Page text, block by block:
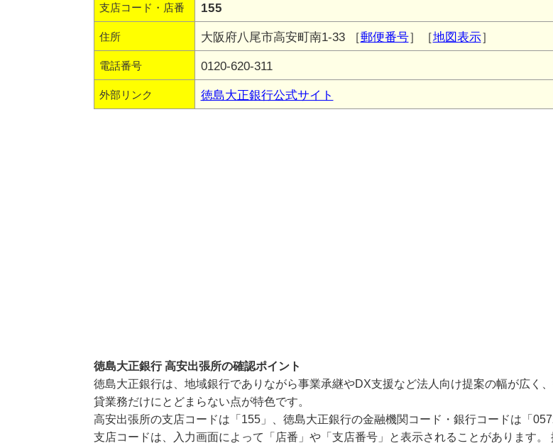
支店コード・店番 155
住所 大阪府八尾市高安町南1-33 ［郵便番号］［地図表示］
電話番号 0120-620-311
外部リンク 徳島大正銀行公式サイト
徳島大正銀行 高安出張所の確認ポイント
徳島大正銀行は、地域銀行でありながら事業承継やDX支援など法人向け提案の幅が広く
貸業務だけにとどまらない点が特色です。
高安出張所の支店コードは「155」、徳島大正銀行の金融機関コード・銀行コードは「
支店コードは、入力画面によって「店番」や「支店番号」と表示されることがあります。